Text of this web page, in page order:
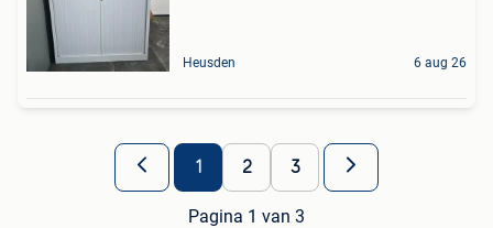
Heusden 6 aug 26
1 2 3
Pagina 1 van 3